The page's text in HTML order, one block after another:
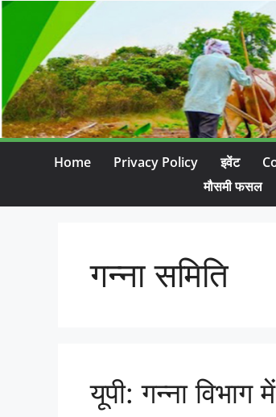
Home Privacy Policy इवेंट
मौसमी फसल
गन्ना समिति
यूपी: गन्ना विभाग